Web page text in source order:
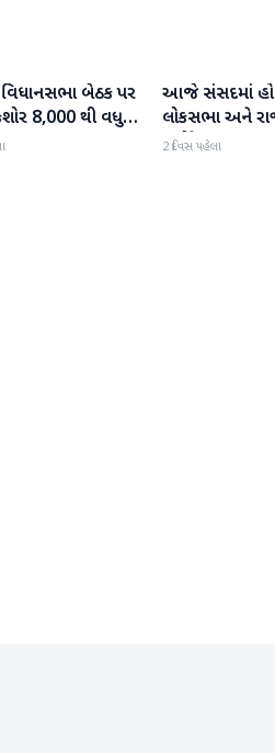
વિધાનસભા બેઠક પર
8,000 થી વધુ
રાષ્ટ્રીય
આજે સંસદમાં
લોકસભા અને
બપોરે 2 વાગ્યા
2 દિવસ પહેલા